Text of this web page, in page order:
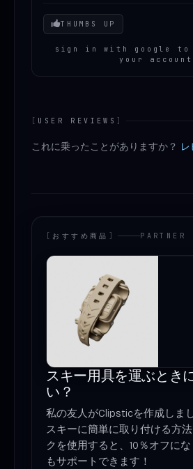
Your mood
THUMBS UP
sign in with google to
your account
USER REVIEWS
これに乗ったことがありますか？
おすすめ商品 PARTNER
スキー用具を運ぶとき
い？
私の友人がClipsticを作成しま
スキーに簡単に取り付ける方
クを使用すると、10％オフに
もサポートできます！